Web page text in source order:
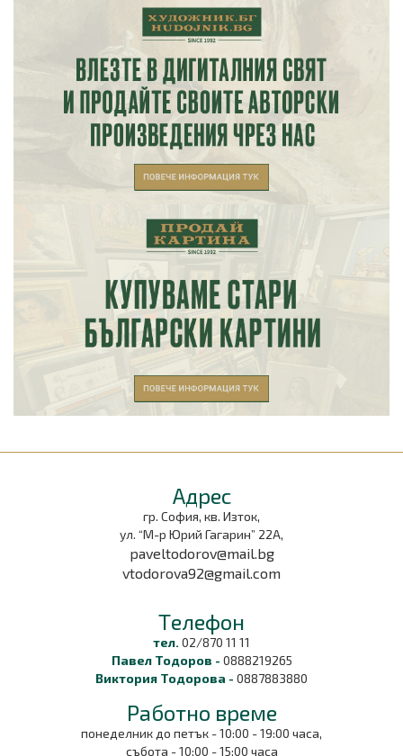
Aдрес
гр. София, кв. Изток,
ул. “М-р Юрий Гагарин” 22А,
paveltodorov@mail.bg
vtodorova92@gmail.com
Tелефон
тел. 02/870 11 11
Павел Тодоров - 0888219265
Виктория Тодорова - 0887883880
Работно време
понеделник до петък - 10:00 - 19:00 часа,
събота - 10:00 - 15:00 часа